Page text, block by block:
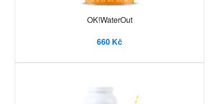
OK!WaterOut
660 Kč